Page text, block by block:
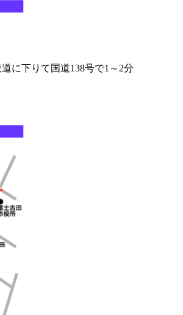
に下りて国道138号で1～2分